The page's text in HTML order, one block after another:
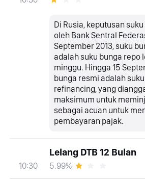
Di Rusia, keputusan
oleh Bank Sentral
September 2013, suku
adalah suku bunga repo
minggu. Hingga 15
bunga resmi adalah
refinancing, yang
maksimum untuk
sebagai acuan untuk
pembayaran pajak.
10:30
Lelang DTB 12 Bulan
5.99%